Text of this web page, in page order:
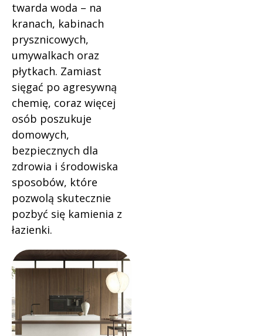
twarda woda – na
kranach, kabinach
prysznicowych,
umywalkach oraz
płytkach. Zamiast
sięgać po agresywną
chemię, coraz więcej
osób poszukuje
domowych,
bezpiecznych dla
zdrowia i środowiska
sposobów, które
pozwolą skutecznie
pozbyć się kamienia z
łazienki.